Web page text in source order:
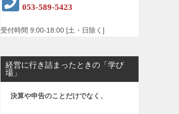
053-589-5423
受付時間 9:00-18:00 [土・日除く]
経営に行き詰まったときの「学び
場」
決算や申告のことだけでなく、